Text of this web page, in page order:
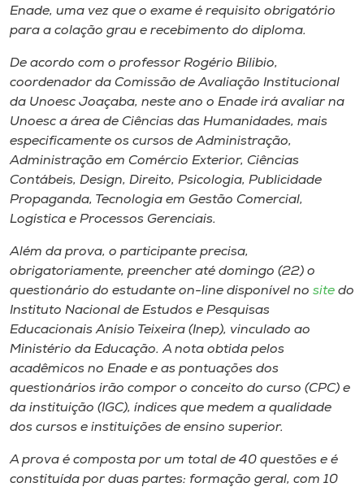
Enade, uma vez que o exame é requisito obrigatório
para a colação grau e recebimento do diploma.
De acordo com o professor Rogério Bilibio,
coordenador da Comissão de Avaliação Institucional
da Unoesc Joaçaba, neste ano o Enade irá avaliar na
Unoesc a área de Ciências das Humanidades, mais
especificamente os cursos de Administração,
Administração em Comércio Exterior, Ciências
Contábeis, Design, Direito, Psicologia, Publicidade
Propaganda, Tecnologia em Gestão Comercial,
Logística e Processos Gerenciais.
Além da prova, o participante precisa,
obrigatoriamente, preencher até domingo (22) o
questionário do estudante on-line disponível no site do
Instituto Nacional de Estudos e Pesquisas
Educacionais Anísio Teixeira (Inep), vinculado ao
Ministério da Educação. A nota obtida pelos
acadêmicos no Enade e as pontuações dos
questionários irão compor o conceito do curso (CPC) e
da instituição (IGC), índices que medem a qualidade
dos cursos e instituições de ensino superior.
A prova é composta por um total de 40 questões e é
constituída por duas partes: formação geral, com 10